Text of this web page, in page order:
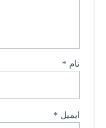
نام *
ایمیل *